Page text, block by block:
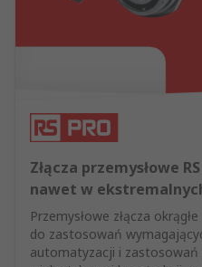
Złącza przemysłowe
nawet w
Przemysłowe złącza
do zastosowań
automatyzacji i zastosowań